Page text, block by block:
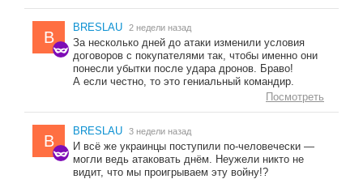
B
BRESLAU 2 недели назад
За несколько дней до атаки изменили условия
договоров с покупателями так, чтобы именно они
понесли убытки после удара дронов. Браво!
А если честно, то это гениальный командир.
Посмотреть
B
BRESLAU 3 недели назад
И всё же украинцы поступили по-человечески —
могли ведь атаковать днём. Неужели никто не
видит, что мы проигрываем эту войну!?